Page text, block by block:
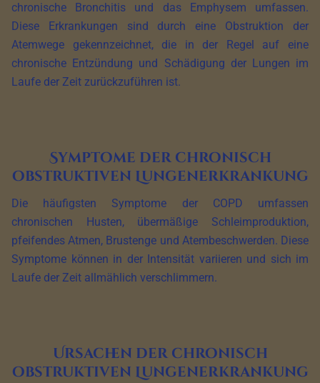
chronische Bronchitis und das Emphysem umfassen.
Diese Erkrankungen sind durch eine Obstruktion der
Atemwege gekennzeichnet, die in der Regel auf eine
chronische Entzündung und Schädigung der Lungen im
Laufe der Zeit zurückzuführen ist.
Symptome der chronisch
obstruktiven Lungenerkrankung
Die häufigsten Symptome der COPD umfassen
chronischen Husten, übermäßige Schleimproduktion,
pfeifendes Atmen, Brustenge und Atembeschwerden. Diese
Symptome können in der Intensität variieren und sich im
Laufe der Zeit allmählich verschlimmern.
Ursachen der chronisch
obstruktiven Lungenerkrankung